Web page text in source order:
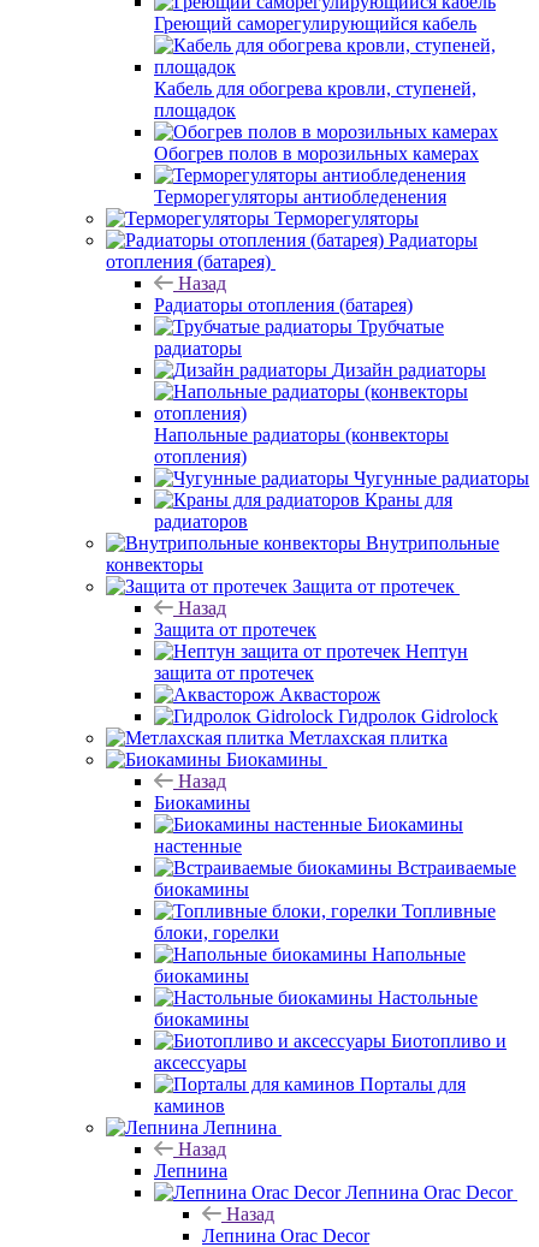
Греющий саморегулирующийся кабель
Кабель для обогрева кровли, ступеней,
площадок
Обогрев полов в морозильных камерах
Терморегуляторы антиобледенения
Терморегуляторы
Радиаторы
отопления (батарея)
Назад
Радиаторы отопления (батарея)
Трубчатые
радиаторы
Дизайн радиаторы
Напольные радиаторы (конвекторы
отопления)
Чугунные радиаторы
Краны для
радиаторов
Внутрипольные
конвекторы
Защита от протечек
Назад
Защита от протечек
Нептун
защита от протечек
Аквасторож
Гидролок Gidrolock
Метлахская плитка
Биокамины
Назад
Биокамины
Биокамины
настенные
Встраиваемые
биокамины
Топливные
блоки, горелки
Напольные
биокамины
Настольные
биокамины
Биотопливо и
аксессуары
Порталы для
каминов
Лепнина
Назад
Лепнина
Лепнина Orac Decor
Назад
Лепнина Orac Decor